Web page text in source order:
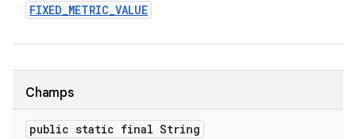
FIXED_METRIC_VALUE
Champs
public static final String